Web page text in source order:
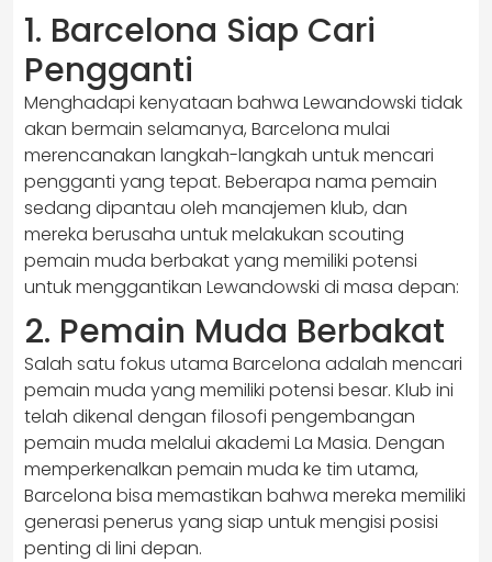
1. Barcelona Siap Cari
Pengganti
Menghadapi kenyataan bahwa Lewandowski tidak
akan bermain selamanya, Barcelona mulai
merencanakan langkah-langkah untuk mencari
pengganti yang tepat. Beberapa nama pemain
sedang dipantau oleh manajemen klub, dan
mereka berusaha untuk melakukan scouting
pemain muda berbakat yang memiliki potensi
untuk menggantikan Lewandowski di masa depan:
2. Pemain Muda Berbakat
Salah satu fokus utama Barcelona adalah mencari
pemain muda yang memiliki potensi besar. Klub ini
telah dikenal dengan filosofi pengembangan
pemain muda melalui akademi La Masia. Dengan
memperkenalkan pemain muda ke tim utama,
Barcelona bisa memastikan bahwa mereka memiliki
generasi penerus yang siap untuk mengisi posisi
penting di lini depan.